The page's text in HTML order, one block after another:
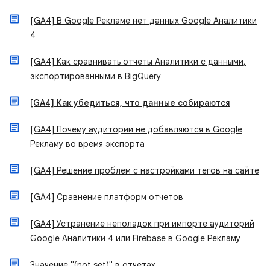
[GA4] В Google Рекламе нет данных Google Аналитики
4
[GA4] Как сравнивать отчеты Аналитики с данными,
экспортированными в BigQuery
[GA4] Как убедиться, что данные собираются
[GA4] Почему аудитории не добавляются в Google
Рекламу во время экспорта
[GA4] Решение проблем с настройками тегов на сайте
[GA4] Сравнение платформ отчетов
[GA4] Устранение неполадок при импорте аудиторий
Google Аналитики 4 или Firebase в Google Рекламу